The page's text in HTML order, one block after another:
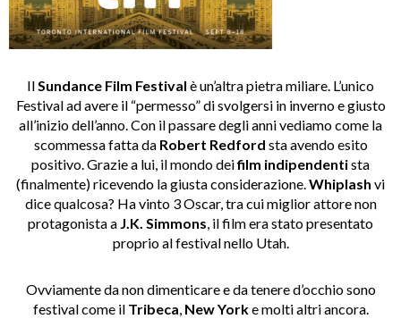
IlSundance Film Festival è un’altra pietra miliare. L’unico
Festival ad avere il “permesso” di svolgersi in inverno e giusto
all’inizio dell’anno. Con il passare degli anni vediamo come la
scommessa fatta da Robert Redford sta avendo esito
positivo. Grazie a lui, il mondo deifilm indipendentista
(finalmente) ricevendo la giusta considerazione.Whiplash vi
dice qualcosa? Ha vinto 3 Oscar, tra cui miglior attore non
protagonista a J.K. Simmons, il film era stato presentato
proprio al festival nello Utah.
Ovviamente da non dimenticare e da tenere d’occhio sono
festival come il Tribeca, New Yorke molti altri ancora.